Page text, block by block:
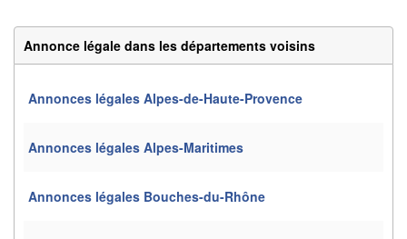
Annonce légale dans les départements voisins
Annonces légales Alpes-de-Haute-Provence
Annonces légales Alpes-Maritimes
Annonces légales Bouches-du-Rhône